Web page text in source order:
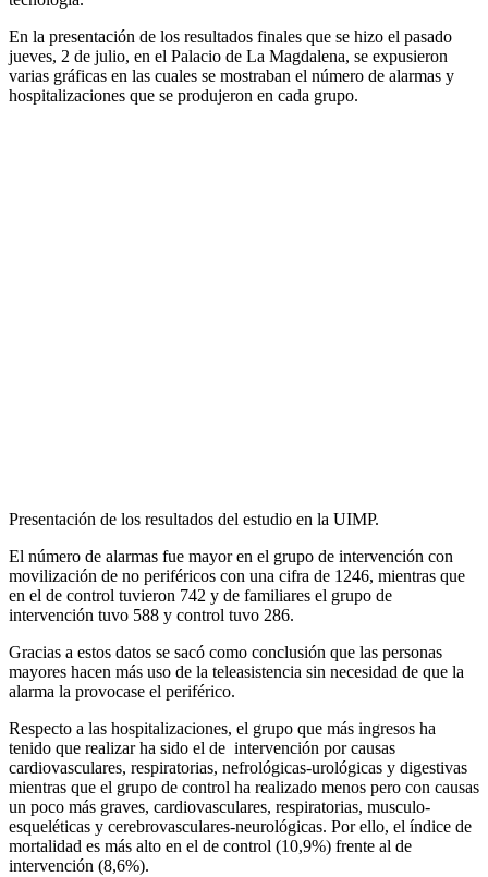
En la presentación de los resultados finales que se hizo el pasado
jueves, 2 de julio, en el Palacio de La Magdalena, se expusieron
varias gráficas en las cuales se mostraban el número de alarmas y
hospitalizaciones que se produjeron en cada grupo.
Presentación de los resultados del estudio en la UIMP.
El número de alarmas fue mayor en el grupo de intervención con
movilización de no periféricos con una cifra de 1246, mientras que
en el de control tuvieron 742 y de familiares el grupo de
intervención tuvo 588 y control tuvo 286.
Gracias a estos datos se sacó como conclusión que las personas
mayores hacen más uso de la teleasistencia sin necesidad de que la
alarma la provocase el periférico.
Respecto a las hospitalizaciones, el grupo que más ingresos ha
tenido que realizar ha sido el de intervención por causas
cardiovasculares, respiratorias, nefrológicas-urológicas y digestivas
mientras que el grupo de control ha realizado menos pero con causas
un poco más graves, cardiovasculares, respiratorias, musculo-
esqueléticas y cerebrovasculares-neurológicas. Por ello, el índice de
mortalidad es más alto en el de control (10,9%) frente al de
intervención (8,6%).